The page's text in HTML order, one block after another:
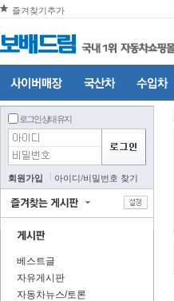
즐겨찾기추가
로그인 상태 유지
회원가입 아이디/비밀번호 찾기
베스트글
자유게시판
자동차뉴스/토론